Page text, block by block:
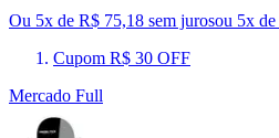
Ou 5x de R$ 75,18 sem jurosou 5x de
Cupom R$ 30 OFF
Mercado Full